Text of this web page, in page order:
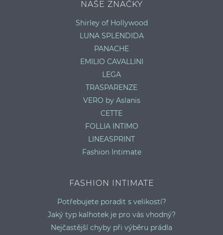
NAŠE ZNAČKY
Shirley of Hollywood
LUNA SPLENDIDA
PANACHE
EMILIO CAVALLINI
LEGA
TRASPARENZE
VERO by Aslanis
CETTE
FOLLIA INTIMO
LINEASPRINT
Fashion Intimate
FASHION INTIMATE
Potřebujete poradit s velikostí?
Jaký typ kalhotek je pro vás vhodný?
Nejčastější chyby při výběru prádla